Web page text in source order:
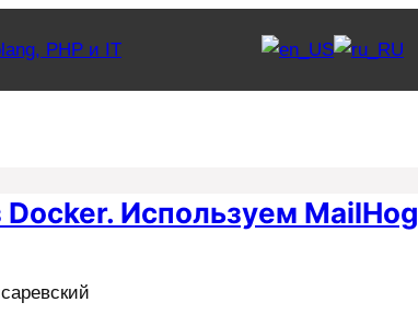
PHP и IT
Используем MailHog